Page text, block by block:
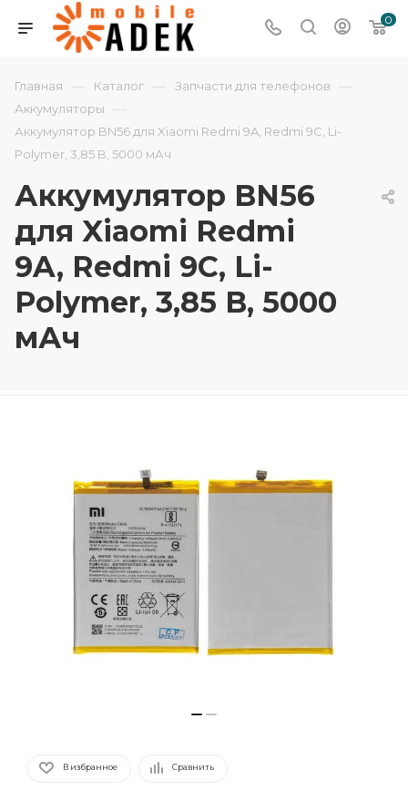
0
Главная — Каталог — Запчасти для телефонов —
Аккумуляторы —
Аккумулятор BN56 для Xiaomi Redmi 9A, Redmi 9C, Li-
Polymer, 3,85 B, 5000 мАч
Аккумулятор BN56
для Xiaomi Redmi
9A, Redmi 9C, Li-
Polymer, 3,85 B, 5000
мАч
В избранное Сравнить